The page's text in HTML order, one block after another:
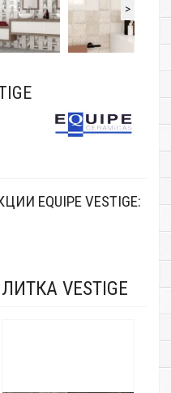
>
EQUIPE VESTIGE:
VESTIGE